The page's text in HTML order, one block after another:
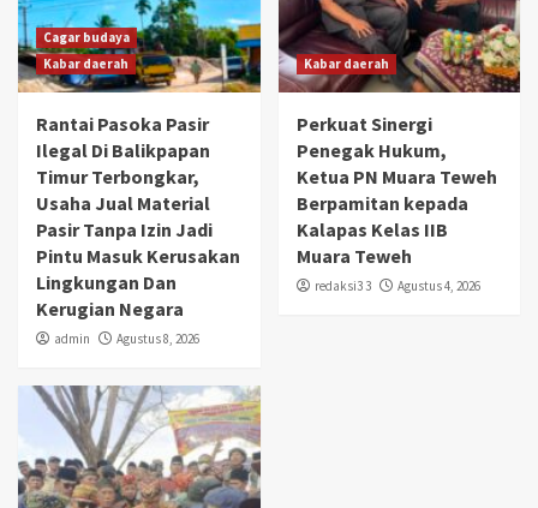
Cagar budaya
Kabar daerah
Rantai Pasoka Pasir
Ilegal Di Balikpapan
Timur Terbongkar,
Usaha Jual Material
Pasir Tanpa Izin Jadi
Pintu Masuk Kerusakan
Lingkungan Dan
Kerugian Negara
admin Agustus 8, 2026
Kabar daerah
Perkuat Sinergi
Penegak Hukum,
Ketua PN Muara Teweh
Berpamitan kepada
Kalapas Kelas IIB
Muara Teweh
redaksi3 3 Agustus 4, 2026